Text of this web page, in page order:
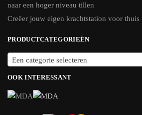
naar een hoger niveau tillen
Creëer jouw eigen krachtstation voor thuis
PRODUCTCATEGORIEËN
Een categorie selecteren
OOK INTERESSANT